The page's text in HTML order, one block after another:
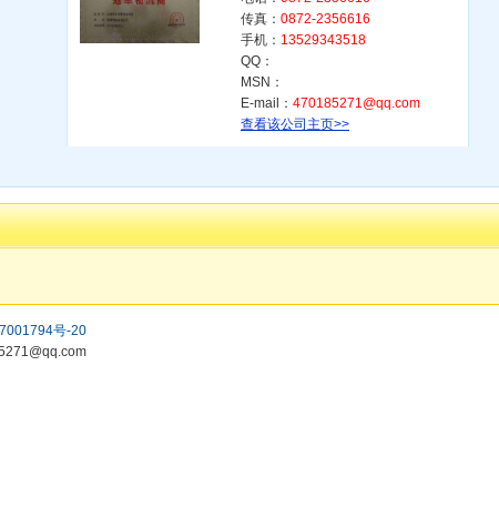
传真： 0872-2356616
手机： 13529343518
QQ：
MSN：
E-mail： 470185271@qq.com
查看该公司主页>>
号-20